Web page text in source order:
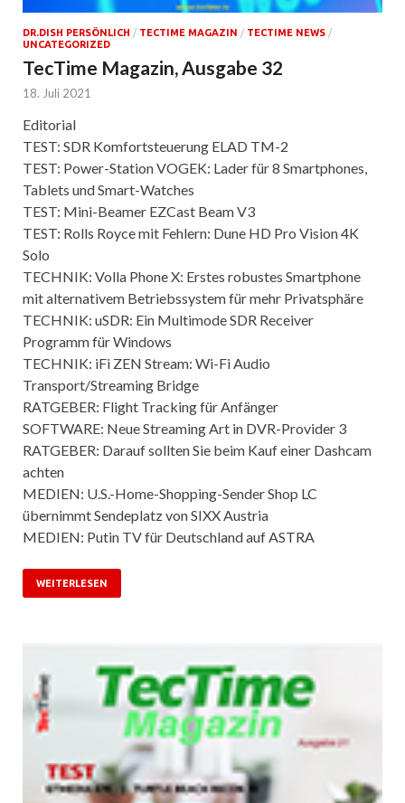
DR.DISH PERSÖNLICH / TECTIME MAGAZIN / TECTIME NEWS /
UNCATEGORIZED
TecTime Magazin, Ausgabe 32
18. Juli 2021
Editorial
TEST: SDR Komfortsteuerung ELAD TM-2
TEST: Power-Station VOGEK: Lader für 8 Smartphones,
Tablets und Smart-Watches
TEST: Mini-Beamer EZCast Beam V3
TEST: Rolls Royce mit Fehlern: Dune HD Pro Vision 4K
Solo
TECHNIK: Volla Phone X: Erstes robustes Smartphone
mit alternativem Betriebssystem für mehr Privatsphäre
TECHNIK: uSDR: Ein Multimode SDR Receiver
Programm für Windows
TECHNIK: iFi ZEN Stream: Wi-Fi Audio
Transport/Streaming Bridge
RATGEBER: Flight Tracking für Anfänger
SOFTWARE: Neue Streaming Art in DVR-Provider 3
RATGEBER: Darauf sollten Sie beim Kauf einer Dashcam
achten
MEDIEN: U.S.-Home-Shopping-Sender Shop LC
übernimmt Sendeplatz von SIXX Austria
MEDIEN: Putin TV für Deutschland auf ASTRA
WEITERLESEN